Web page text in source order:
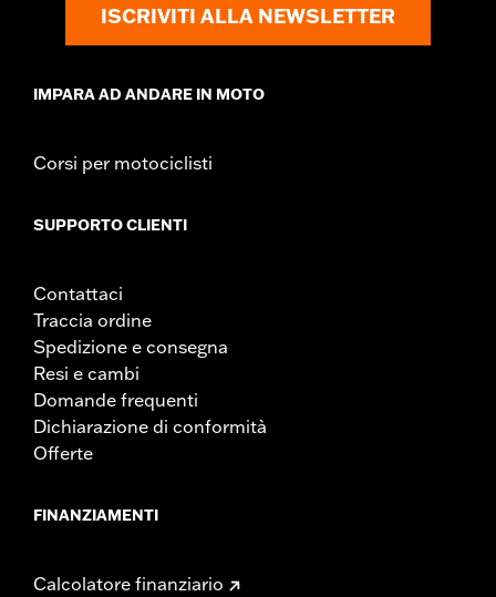
ISCRIVITI ALLA NEWSLETTER
IMPARA AD ANDARE IN MOTO
Corsi per motociclisti
SUPPORTO CLIENTI
Contattaci
Traccia ordine
Spedizione e consegna
Resi e cambi
Domande frequenti
Dichiarazione di conformità
Offerte
FINANZIAMENTI
Calcolatore finanziario